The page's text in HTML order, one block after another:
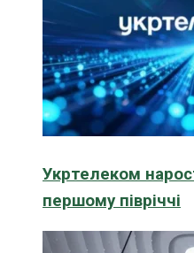
Укртелеком
першому півріччі